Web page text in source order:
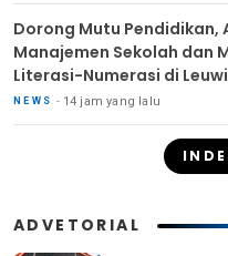
Dorong Mutu Pendidikan,
Manajemen Sekolah dan
Literasi-Numerasi di
NEWS 14 jam yang lalu
ADVETORIAL